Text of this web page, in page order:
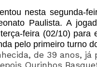
nesta segunda-
Paulista. A
feira (02/10) para
pelo primeiro turno
de 39 anos,